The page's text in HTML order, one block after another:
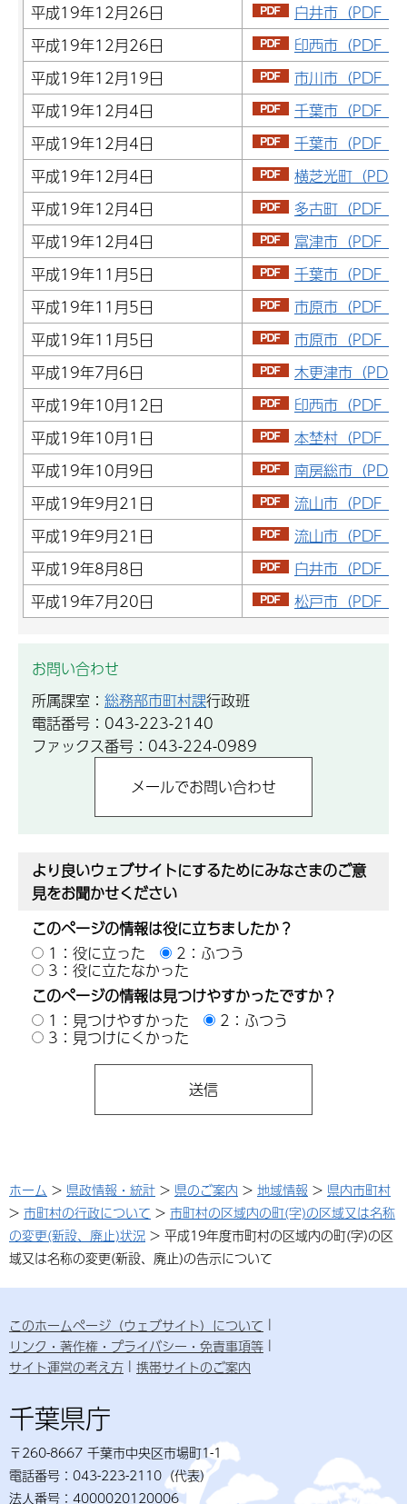
平成19年12月26日
白井市（PDF：
平成19年12月26日
印西市（PDF：
平成19年12月19日
市川市（PDF：
平成19年12月4日
千葉市（PDF：
平成19年12月4日
千葉市（PDF：
平成19年12月4日
横芝光町（PDF
平成19年12月4日
多古町（PDF：
平成19年12月4日
富津市（PDF：
平成19年11月5日
千葉市（PDF：
平成19年11月5日
市原市（PDF：
平成19年11月5日
市原市（PDF：
平成19年7月6日
木更津市（PDF
平成19年10月12日
印西市（PDF：
平成19年10月1日
本埜村（PDF：
平成19年10月9日
南房総市（PDF
平成19年9月21日
流山市（PDF：
平成19年9月21日
流山市（PDF：
平成19年8月8日
白井市（PDF：
平成19年7月20日
松戸市（PDF：
お問い合わせ
所属課室： 総務部市町村課行政班
電話番号：043-223-2140
ファックス番号：043-224-0989
より良いウェブサイトにするためにみなさまのご意
見をお聞かせください
このページの情報は役に立ちましたか？
1：役に立った
2：ふつう
3：役に立たなかった
このページの情報は見つけやすかったですか？
1：見つけやすかった
2：ふつう
3：見つけにくかった
ホーム > 県政情報・統計 > 県のご案内 > 地域情報 > 県内市町村
> 市町村の行政について > 市町村の区域内の町(字)の区域又は名称
の変更(新設、廃止)状況 > 平成19年度市町村の区域内の町(字)の区
域又は名称の変更(新設、廃止)の告示について
このホームページ（ウェブサイト）について
リンク・著作権・プライバシー・免責事項等
サイト運営の考え方
携帯サイトのご案内
千葉県庁
〒260-8667 千葉市中央区市場町1-1
電話番号：043-223-2110（代表）
法人番号：4000020120006